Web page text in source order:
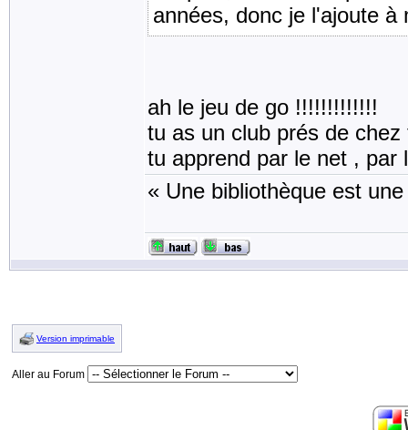
années, donc je l'ajoute
ah le jeu de go !!!!!!!!!!!!!
tu as un club prés de chez
tu apprend par le net , par
« Une bibliothèque est
Version imprimable
Aller au Forum